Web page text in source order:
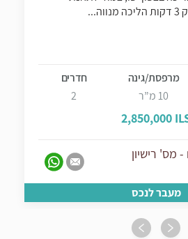
מרפסת/גינה
10 מ”ר
חדרים
2
2,850,000
מס' רישיון
מעבר לנכס